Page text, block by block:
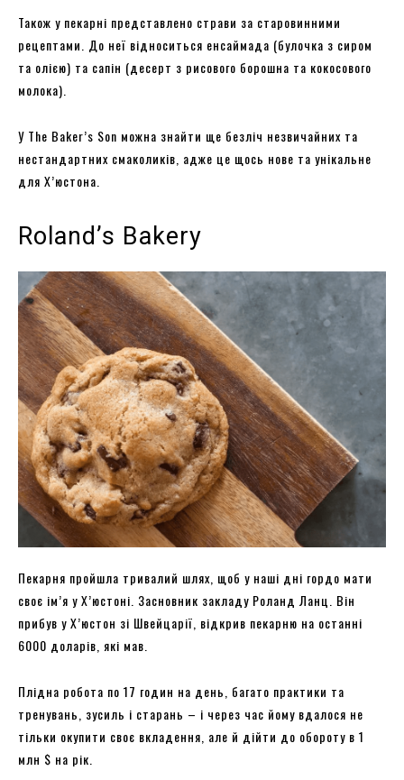
Також у пекарні представлено страви за старовинними
рецептами. До неї відноситься енсаймада (булочка з сиром
та олією) та сапін (десерт з рисового борошна та кокосового
молока).
У The Baker’s Son можна знайти ще безліч незвичайних та
нестандартних смаколиків, адже це щось нове та унікальне
для Х’юстона.
Roland’s Bakery
Пекарня пройшла тривалий шлях, щоб у наші дні гордо мати
своє ім’я у Х’юстоні. Засновник закладу Роланд Ланц. Він
прибув у Х’юстон зі Швейцарії, відкрив пекарню на останні
6000 доларів, які мав.
Плідна робота по 17 годин на день, багато практики та
тренувань, зусиль і старань – і через час йому вдалося не
тільки окупити своє вкладення, але й дійти до обороту в 1
млн $ на рік.